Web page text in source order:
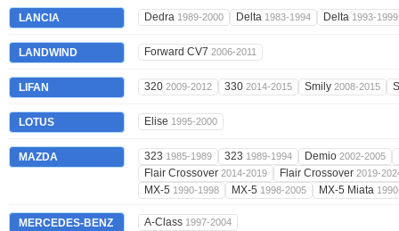
LANCIA Dedra 1989-2000 Delta 1983-1994 Delta 1993-1999
LANDWIND Forward CV7 2006-2011
LIFAN 320 2009-2012 330 2014-2015 Smily 2008-2015
LOTUS Elise 1995-2000
MAZDA 323 1985-1989 323 1989-1994 Demio 2002-2005
Flair Crossover 2014-2019 Flair Crossover 2019-
MX-5 1990-1998 MX-5 1998-2005 MX-5 Miata
MERCEDES-BENZ A-Class 1997-2004